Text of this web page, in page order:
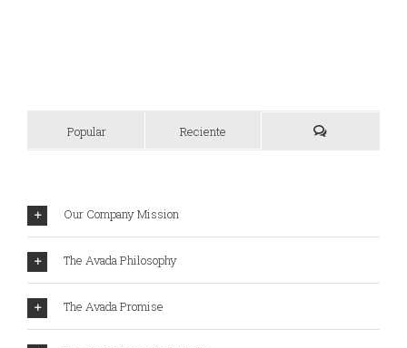
Popular Reciente
Our Company Mission
The Avada Philosophy
The Avada Promise